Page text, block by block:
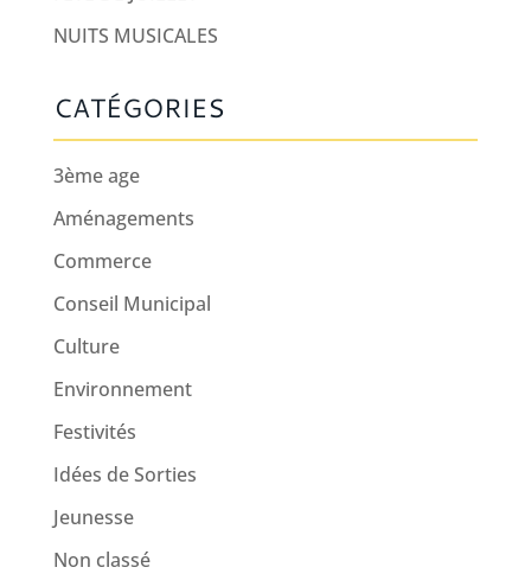
NUITS MUSICALES
CATÉGORIES
3ème age
Aménagements
Commerce
Conseil Municipal
Culture
Environnement
Festivités
Idées de Sorties
Jeunesse
Non classé